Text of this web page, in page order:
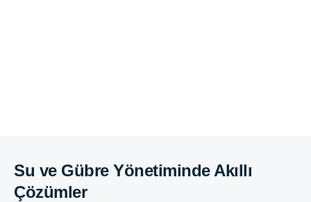
Su ve Gübre Yönetiminde Akıllı
Çözümler